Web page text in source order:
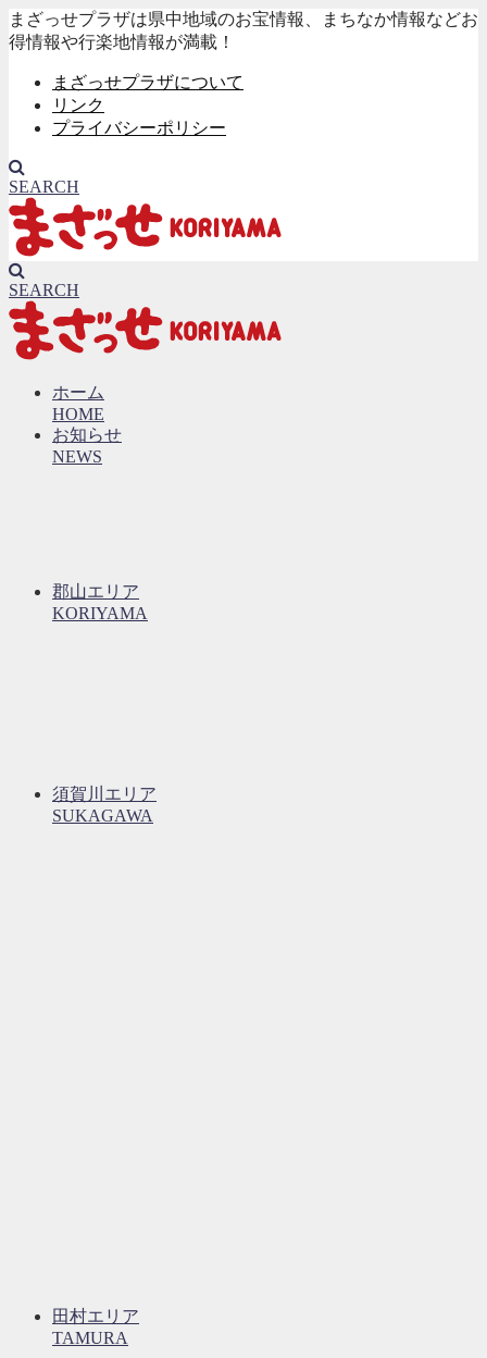
まざっせプラザは県中地域のお宝情報、まちなか情報などお
得情報や行楽地情報が満載！
まざっせプラザについて
リンク
プライバシーポリシー
SEARCH
SEARCH
ホーム
HOME
お知らせ
NEWS
郡山エリア
KORIYAMA
須賀川エリア
SUKAGAWA
田村エリア
TAMURA